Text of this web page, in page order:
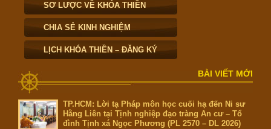
SƠ LƯỢC VỀ KHÓA THIỀN
CHIA SẺ KINH NGHIỆM
LỊCH KHÓA THIỀN – ĐĂNG KÝ
BÀI VIẾT MỚI
TP.HCM: Lời tạ Pháp môn học cuối hạ đến Ni sư
Hằng Liên tại Tịnh nghiệp đạo tràng An cư – Tổ
đình Tịnh xá Ngọc Phương (PL 2570 – DL 2026)